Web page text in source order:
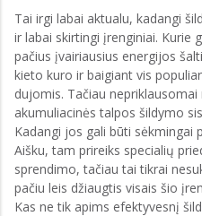
Tai irgi labai aktualu, kadangi
ir labai skirtingi įrenginiai. Kurie
pačius įvairiausius energijos
kieto kuro ir baigiant vis
dujomis. Tačiau
akumuliacinės talpos šildymo
Kadangi jos gali būti sėkmingai
Aišku, tam prireiks specialių
sprendimo, tačiau tai tikrai
pačiu leis džiaugtis visais šio
Kas ne tik apims efektyvesnį